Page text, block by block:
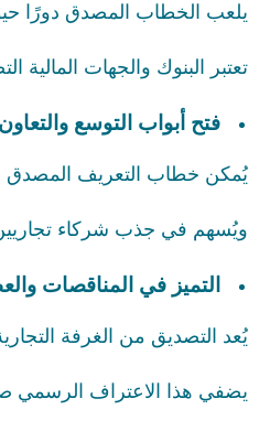
يلعب الخطاب المصدق دورًا
تعتبر البنوك والجهات
فتح أبواب التوسع
يُمكن خطاب التعريف المصدق
ويُسهم في جذب شركاء تجاريين
التميز في المناقصات
يُعد التصديق من الغرفة
يضفي هذا الاعتراف الرسمي